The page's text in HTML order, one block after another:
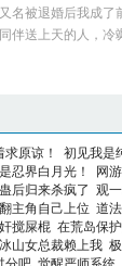
名被退婚后我成了
伴送上天的人，冷
原谅！ 初见我是
忍界白月光！ 网
后归来杀疯了 观
主角自己上位 道
搅屎棍 在荒岛保
山女总裁赖上我